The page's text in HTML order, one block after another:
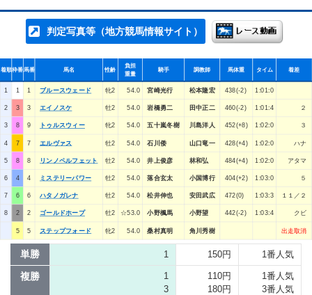
判定写真等（地方競馬情報サイト）
着順枠番馬番 馬名 性齢
負担
重量
騎手 調教師 馬体重 タイム 着差
1 1 1 ブルースウェード 牝2 54.0 宮崎光行 松本隆宏 438(-2) 1:01:0
2 3 3 エイノスケ 牡2 54.0 岩橋勇二 田中正二 460(-2) 1:01:4 ２
3 8 9 トゥルスウィー 牝2 54.0 五十嵐冬樹 川島洋人 452(+8) 1:02:0 ３
4 7 7 エルヴァス 牡2 54.0 石川倭 山口竜一 428(+4) 1:02:0 ハナ
5 8 8 リンノペルフェット 牡2 54.0 井上俊彦 林和弘 484(+4) 1:02:0 アタマ
6 4 4 ミステリーパワー 牡2 54.0 落合玄太 小国博行 404(+2) 1:03:0 ５
7 6 6 ハタノガレナ 牡2 54.0 松井伸也 安田武広 472(0) 1:03:3 １１／２
8 2 2 ゴールドホープ 牡2 ☆53.0 小野楓馬 小野望 442(-2) 1:03:4 クビ
5 5 ステップフォード 牝2 54.0 桑村真明 角川秀樹 出走取消
単勝 1 150円 1番人気
複勝
1
3
110円
180円
1番人気
3番人気